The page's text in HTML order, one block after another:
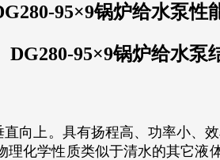
95×9锅炉给水泵性
DG280-95×9锅炉给水泵
上。具有扬程高、功率小、
化学性质类似于清水的其它